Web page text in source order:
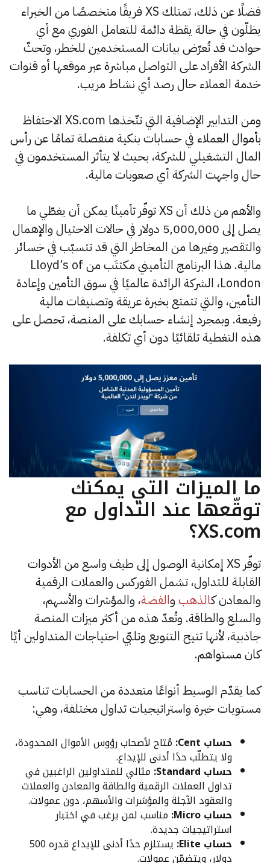
فضلًا عن ذلك، تمتلك XS فريقًا متخصصًا من الخبراء
يظلّون في حالة يقظة دائمة للتعامل الفوري مع أي
حوادث قد تُعرّض بيانات المستخدمين للخطر، وتحثّ
الشركة الأفراد على التواصل مباشرة عبر موقعها أو قنوات
خدمة العملاء حال رصد أي نشاط مريب.
ومن التدابير الإضافية التي تتّخذها XS.com الاحتفاظ
بأموال العملاء في حسابات بنكية منفصلة تمامًا عن رأس
المال التشغيلي للشركة، بحيث لا يتأثر المستخدمون في
حال واجهت الشركة أي صعوبات مالية.
والأهم من ذلك أن XS توفّر تأمينًا يمكن أن يغطّي ما
يصل إلى 5,000,000 دولار في حالات الاحتيال والإهمال
والتقصير وغيرها من المخاطر التي قد تتسبّب في خسائر
مالية. هذا البرنامج التأميني مكتتَب من Lloyd’s of
London، الشركة الرائدة عالميًا في سوق التأمين وإعادة
التأمين، والتي تتمتع بخبرة عريقة وتصنيفات مالية
رفيعة. وبمجرد إنشاء حسابك على المنصة، تحصل على
هذه التغطية تلقائيًا دون أي تكلفة.
ما الميزات التي يمكنك
توقّعها عند التداول مع
XS.com؟
توفّر XS إمكانية الوصول إلى طيف واسع من الأدوات
القابلة للتداول، تشمل الفوركس والعملات الرقمية
والمعادن كالذهب والفضة، والمؤشرات والأسهم،
والسلع والطاقة. وتُعدّ هذه من أكثر ميزات المنصة
جاذبية، لأنها تتيح التنويع وتلبّي احتياجات المتداولين أيًا
كان مستواهم.
كما يقدّم الوسيط أنواعًا متعددة من الحسابات تناسب
مستويات خبرة واستراتيجيات تداول مختلفة، وهي:
حساب Cent: مُتاح لأصحاب رؤوس الأموال المحدودة،
ولا يتطلّب حدًا أدنى للإيداع.
حساب Standard: مثالي للمتداولين الراغبين في
تداول العملات الرقمية والطاقة والمعادن والعملات
والعقود الآجلة والمؤشرات والأسهم، دون عمولات.
حساب Micro: مناسب لمن يرغب في اختبار
استراتيجيات جديدة.
حساب Elite: يستلزم حدًا أدنى للإيداع قدره 500
دولار، ويتضمّن عمولات.